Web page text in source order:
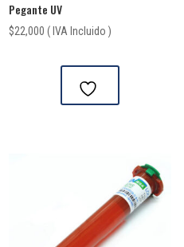
Pegante UV
$22,000 ( IVA Incluido )